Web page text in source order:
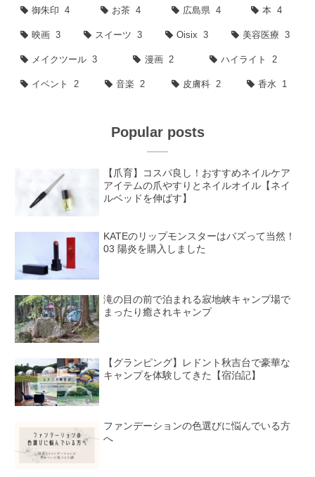
御朱印 4 お茶 4 広島県 4 本 4
映画 3 スイーツ 3 Oisix 3 美容医療 3
メイクツール 3 漫画 2 ハイライト 2
イベント 2 音楽 2 皮膚科 2 香水 1
Popular posts
【爪育】コスパ良し！おすすめネイルケア
アイテムの爪やすりとネイルオイル【ネイ
ルベッドを伸ばす】
KATEのリップモンスターはバズって当然！
03 陽炎を購入しました
滝の目の前で泊まれる寂地峡キャンプ場で
まったり癒されキャンプ
【グランピング】レドント秋吉台で豪華な
キャンプを体験してきた【宿泊記】
ファンデーションの色選びに悩んでいる方
へ